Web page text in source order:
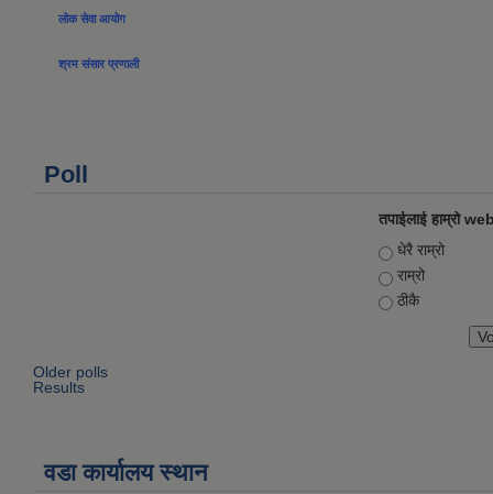
लोक सेवा आयोग
श्रम संसार प्रणाली
Poll
तपाईलाई हाम्रो
Choices
धेरै राम्रो
राम्रो
ठीकै
Older polls
Results
वडा कार्यालय स्थान